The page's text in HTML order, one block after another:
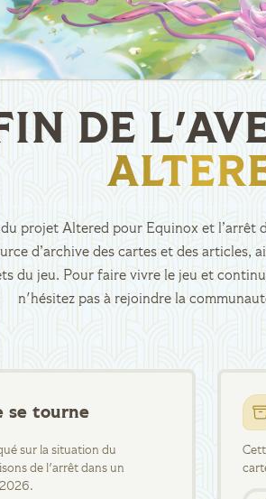
DE
projet Altered pour Equinox et l’arrêt
d’archive des cartes et des articles,
du jeu. Pour faire vivre le jeu et
n'hésitez pas à rejoindre la
se tourne
sur la situation du
de l'arrêt dans un